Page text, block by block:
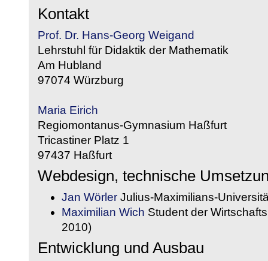
Kontakt
Prof. Dr. Hans-Georg Weigand
Lehrstuhl für Didaktik der Mathematik
Am Hubland
97074 Würzburg
Maria Eirich
Regiomontanus-Gymnasium Haßfurt
Tricastiner Platz 1
97437 Haßfurt
Webdesign, technische
Jan Wörler Julius-Maximilians-
Maximilian Wich Student der
2010)
Entwicklung und Ausbau